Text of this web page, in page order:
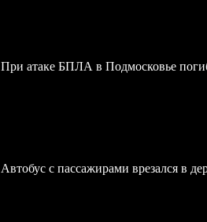
При атаке БПЛА в Подмосковье
Автобус с пассажирами врезался в